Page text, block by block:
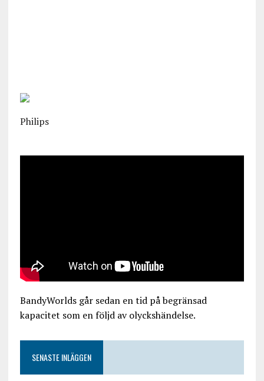
Philips
BandyWorlds går sedan en tid på begränsad
kapacitet som en följd av olyckshändelse.
SENASTE INLÄGGEN